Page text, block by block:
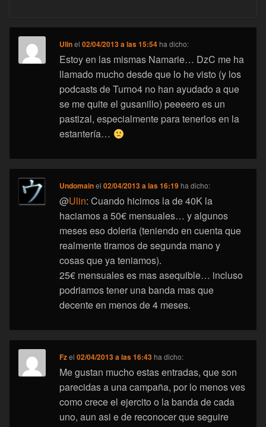
Ulinel02/04/2013 a las 15:54 ha dicho:
Estoy en las mismas Namarie… DzC me ha
llamado mucho desde que lo he visto (y los
podcasts de Turno4 no han ayudado a que
se me quite el gusanillo) peeeero es un
pastizal, especialmente para tenerlos en la
estantería…
Undomainel02/04/2013 a las 16:19 ha dicho:
@Ulin: Cuando hicimos la de 40K la
haciamos a 50€ mensuales… y algunos
meses eso doleria (teniendo en cuenta que
realmente tiramos de segunda mano y
cosas que ya teniamos).
25€ mensuales es mas asequible… incluso
podriamos tener una banda mas que
decente en menos de 4 meses.
Fzel02/04/2013 a las 16:43 ha dicho:
Me gustan mucho estas entradas, que son
parecidas a una campaña, por lo menos ves
como crece el ejercito o la banda de cada
uno, aun asi e de reconocer que seguire